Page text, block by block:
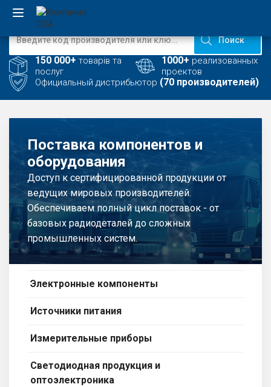
EN
UA
Производство
Услуги
Новости
Вакансии
Вход/
Производители
Контакты
Поиск
150 000+ товарів та
послуг
1000+ реализованных
проектов
Официальный дистрибьютор (70 производителей)
Поставка компонентов и
оборудования
Доступ к сертифицированной продукции от
ведущих мировых производителей.
Обеспечиваем полный цикл поставок - от
базовых радиодеталей до сложных
промышленных систем.
Электронные компоненты
Источники питания
Измерительные приборы
Светодиодная продукция и
оптоэлектроника